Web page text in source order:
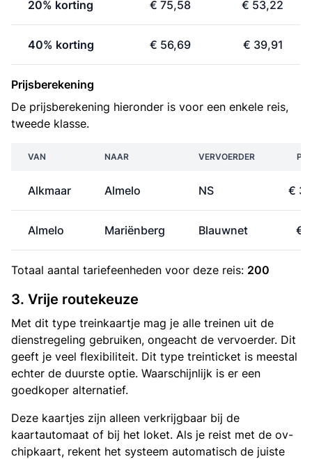
20% korting € 75,58 € 53,22
40% korting € 56,69 € 39,91
Prijsberekening
De prijsberekening hieronder is voor een enkele reis,
tweede klasse.
VAN NAAR VERVOERDER
Alkmaar Almelo NS €
Almelo Mariënberg Blauwnet €
Totaal aantal tariefeenheden voor deze reis: 200
3. Vrije routekeuze
Met dit type treinkaartje mag je alle treinen uit de
dienstregeling gebruiken, ongeacht de vervoerder. Dit
geeft je veel flexibiliteit. Dit type treinticket is meestal
echter de duurste optie. Waarschijnlijk is er een
goedkoper alternatief.
Deze kaartjes zijn alleen verkrijgbaar bij de
kaartautomaat of bij het loket. Als je reist met de ov-
chipkaart, rekent het systeem automatisch de juiste